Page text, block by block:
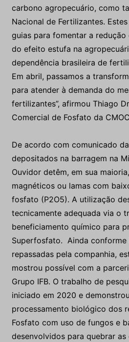
carbono agropecuário, como
Nacional de Fertilizantes.
guias para fomentar a redução
do efeito estufa na
dependência brasileira de
Em abril, passamos a
para atender à demanda do
fertilizantes”, afirmou Thiago
Comercial de Fosfato da
De acordo com comunicado
depositados na barragem na
Ouvidor detêm, em sua
magnéticos ou lamas com
fosfato (P2O5). A utilização
tecnicamente adequada via o
beneficiamento químico para
Superfosfato. Ainda conforme
repassadas pela companhia,
mostrou possível com a
Grupo IFB. O trabalho de
iniciado em 2020 e
processamento biológico dos
Fosfato com uso de fungos e
desenvolvidos para quebrar